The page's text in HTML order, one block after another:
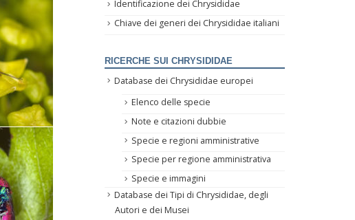
Identificazione dei Chrysididae
Chiave dei generi dei Chrysididae italiani
RICERCHE SUI CHRYSIDIDAE
Database dei Chrysididae europei
Elenco delle specie
Note e citazioni dubbie
Specie e regioni amministrative
Specie per regione amministrativa
Specie e immagini
Database dei Tipi di Chrysididae, degli
Autori e dei Musei